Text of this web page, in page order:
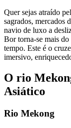
Quer sejas atraído
sagrados, mercados
navio de luxo a
Bor torna-se mais do
tempo. Este é o
imersivo,
O rio
Asiático
Rio Mekong